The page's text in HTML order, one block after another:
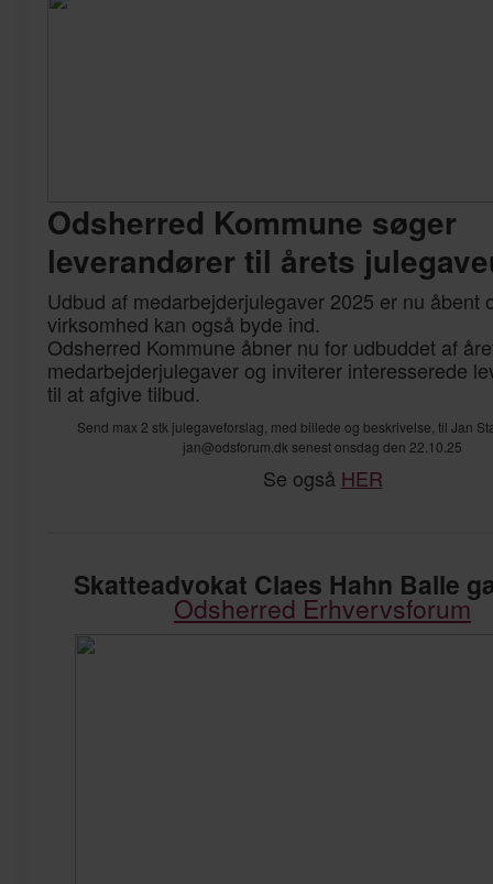
Odsherred Kommune søger
leverandører til årets
Udbud af medarbejderjulegaver 2025 er nu åbent
virksomhed kan også byde ind.
Odsherred Kommune åbner nu for udbuddet af
medarbejderjulegaver og inviterer interesserede
til at afgive tilbud.
Send max 2 stk julegaveforslag, med billede og beskrivelse, til Jan
jan@odsforum.dk senest onsdag den 22.10.25
Se også HER
Skatteadvokat Claes Hahn Balle
Odsherred Erhvervsforum